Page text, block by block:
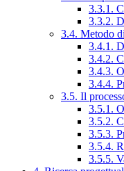
3.3.1.
3.3.2.
3.4. Metodo
3.4.1.
3.4.2.
3.4.3.
3.4.4.
3.5. Il
3.5.1.
3.5.2.
3.5.3.
3.5.4.
3.5.5.